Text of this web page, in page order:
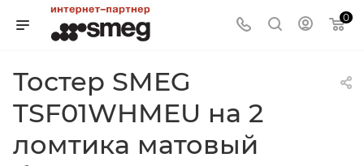
0
Тостер SMEG
TSF01WHMEU на 2
ломтика матовый